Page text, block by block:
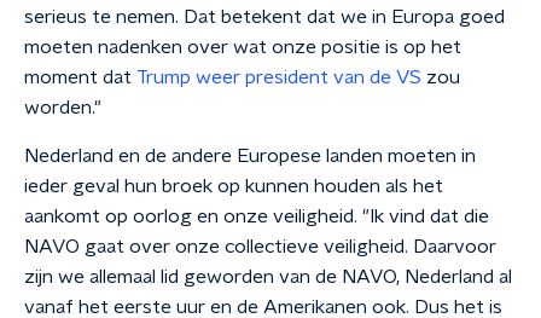
serieus te nemen. Dat betekent dat we in Europa goed
moeten nadenken over wat onze positie is op het
moment dat Trump weer president van de VS zou
worden."
Nederland en de andere Europese landen moeten in
ieder geval hun broek op kunnen houden als het
aankomt op oorlog en onze veiligheid. "Ik vind dat die
NAVO gaat over onze collectieve veiligheid. Daarvoor
zijn we allemaal lid geworden van de NAVO, Nederland al
vanaf het eerste uur en de Amerikanen ook. Dus het is